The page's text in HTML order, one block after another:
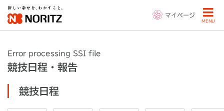
マイページ
MENU
Error processing SSI file
競技日程・報告
競技日程